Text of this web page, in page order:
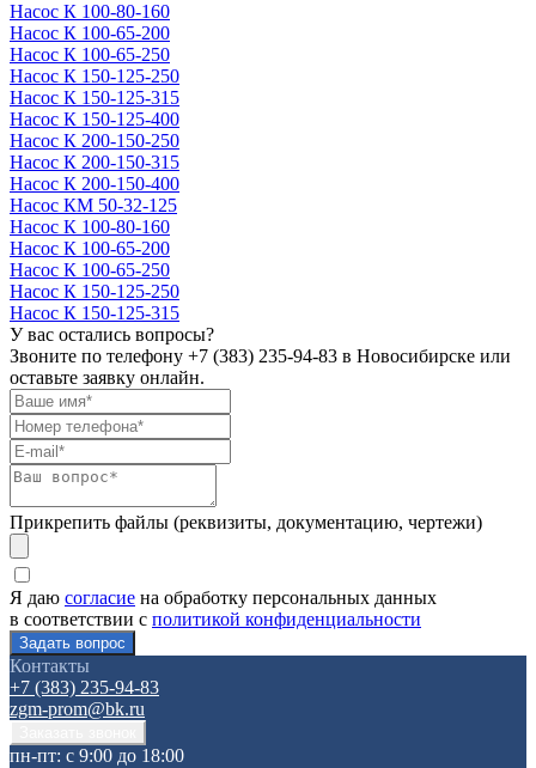
Насос К 100-80-160
Насос К 100-65-200
Насос К 100-65-250
Насос К 150-125-250
Насос К 150-125-315
Насос К 150-125-400
Насос К 200-150-250
Насос К 200-150-315
Насос К 200-150-400
Насос КМ 50-32-125
Насос К 100-80-160
Насос К 100-65-200
Насос К 100-65-250
Насос К 150-125-250
Насос К 150-125-315
У вас остались вопросы?
Звоните по телефону +7 (383) 235-94-83 в Новосибирске или
оставьте заявку онлайн.
Прикрепить файлы (реквизиты, документацию, чертежи)
Я даю согласие на обработку персональных данных
в соответствии с политикой конфиденциальности
Контакты
+7 (383) 235-94-83
zgm-prom@bk.ru
пн-пт: с 9:00 до 18:00